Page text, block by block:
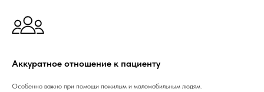
Аккуратное отношение к пациенту
Особенно важно при помощи пожилым и маломобильным людям.